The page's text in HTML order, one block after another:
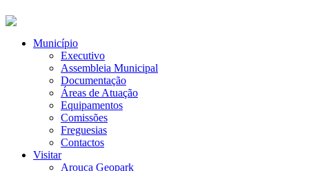
Município
Executivo
Assembleia Municipal
Documentação
Áreas de Atuação
Equipamentos
Comissões
Freguesias
Contactos
Visitar
Arouca Geopark